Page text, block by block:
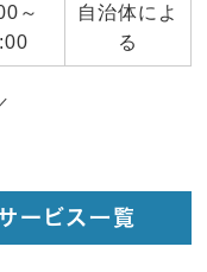
～
自治体によ
る
ービス一覧